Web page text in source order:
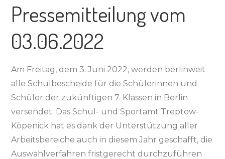
Pressemitteilung vom
03.06.2022
Am Freitag, dem 3. Juni 2022, werden berlinweit
alle Schulbescheide für die Schülerinnen und
Schüler der zukünftigen 7. Klassen in Berlin
versendet. Das Schul- und Sportamt Treptow-
Köpenick hat es dank der Unterstützung aller
Arbeitsbereiche auch in diesem Jahr geschafft, die
Auswahlverfahren fristgerecht durchzuführen